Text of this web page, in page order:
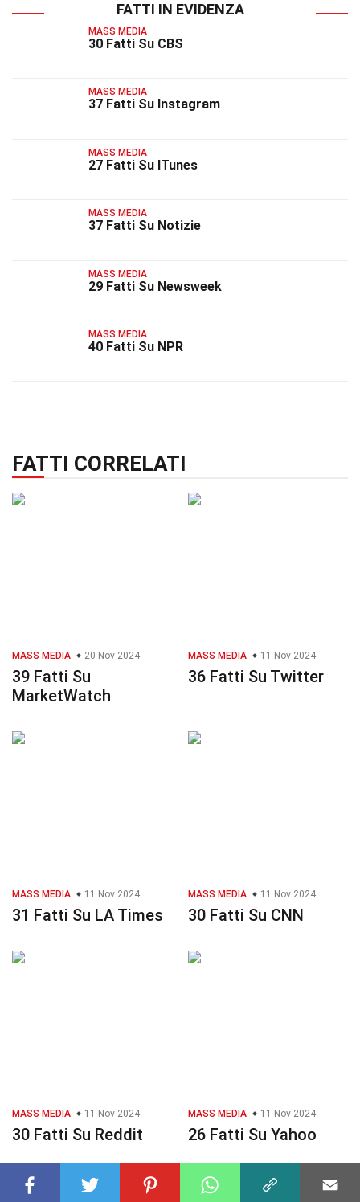
FATTI IN EVIDENZA
MASS MEDIA
30 Fatti Su CBS
MASS MEDIA
37 Fatti Su Instagram
MASS MEDIA
27 Fatti Su ITunes
MASS MEDIA
37 Fatti Su Notizie
MASS MEDIA
29 Fatti Su Newsweek
MASS MEDIA
40 Fatti Su NPR
FATTI CORRELATI
MASS MEDIA 20 Nov 2024
39 Fatti Su
MarketWatch
MASS MEDIA 11 Nov 2024
36 Fatti Su Twitter
MASS MEDIA 11 Nov 2024
31 Fatti Su LA Times
MASS MEDIA 11 Nov 2024
30 Fatti Su CNN
MASS MEDIA 11 Nov 2024
30 Fatti Su Reddit
MASS MEDIA 11 Nov 2024
26 Fatti Su Yahoo